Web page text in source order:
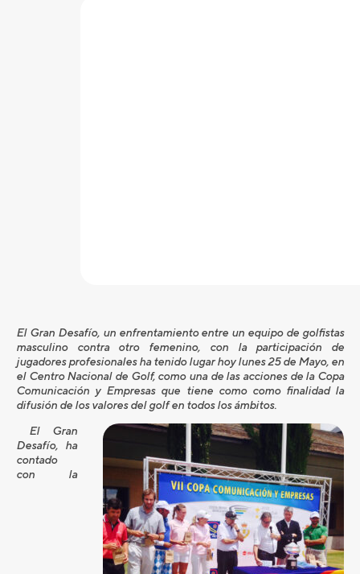
El Gran Desafío, un enfrentamiento entre un equipo de golfistas
masculino contra otro femenino, con la participación de
jugadores profesionales ha tenido lugar hoy lunes 25 de Mayo, en
el Centro Nacional de Golf, como una de las acciones de la Copa
Comunicación y Empresas que tiene como como finalidad la
difusión de los valores del golf en todos los ámbitos.
El Gran
Desafío, ha
contado
con la